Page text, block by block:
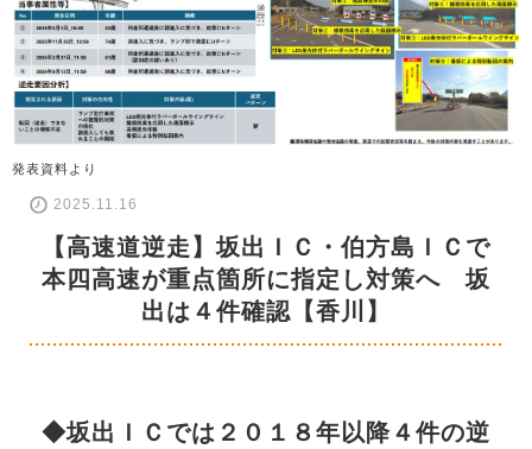
発表資料より
2025.11.16
【高速道逆走】坂出ＩＣ・伯方島ＩＣで
本四高速が重点箇所に指定し対策へ 坂
出は４件確認【香川】
◆坂出ＩＣでは２０１８年以降４件の逆